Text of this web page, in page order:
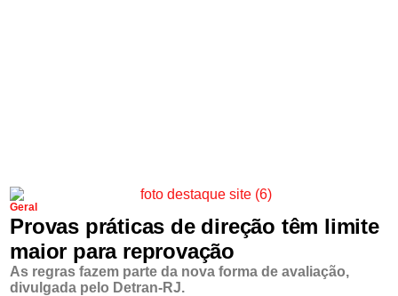
Geral
Provas práticas de direção têm limite
maior para reprovação
As regras fazem parte da nova forma de avaliação,
divulgada pelo Detran-RJ.